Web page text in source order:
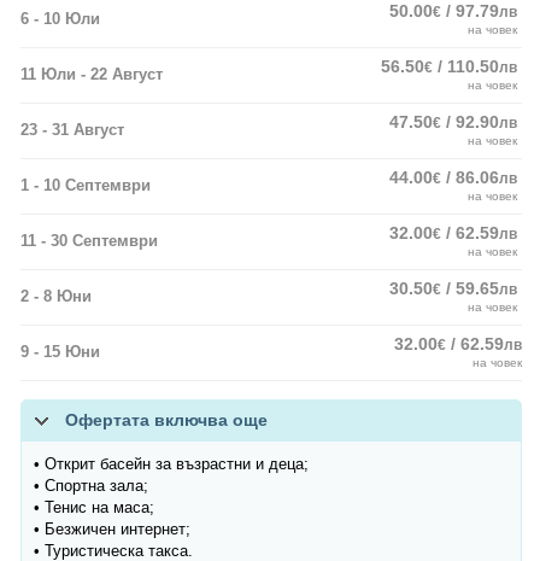
6 - 10 Юли 50.00€ / 97.79лв
на човек
11 Юли - 22 Август 56.50€ / 110.50лв
на човек
23 - 31 Август 47.50€ / 92.90лв
на човек
1 - 10 Септември 44.00€ / 86.06лв
на човек
11 - 30 Септември 32.00€ / 62.59лв
на човек
2 - 8 Юни 30.50€ / 59.65лв
на човек
9 - 15 Юни 32.00€ / 62.59лв
на човек
Офертата включва още
• Открит басейн за възрастни и деца;
• Спортна зала;
• Тенис на маса;
• Безжичен интернет;
• Туристическа такса.